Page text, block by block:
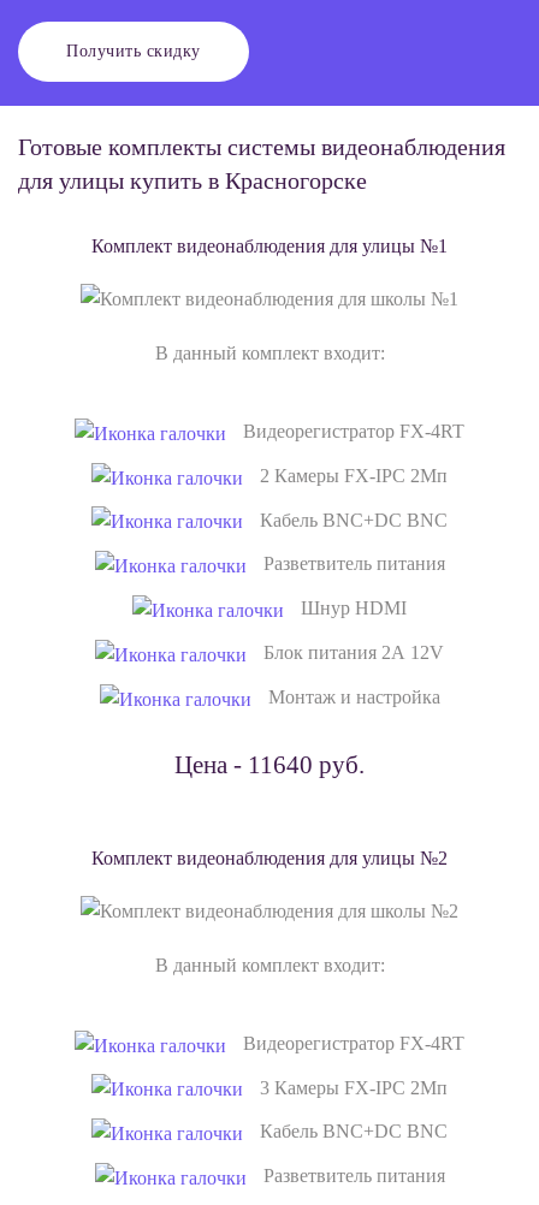
Получить скидку
Готовые комплекты системы видеонаблюдения
для улицы купить в Красногорске
Комплект видеонаблюдения для улицы №1
В данный комплект входит:
Видеорегистратор FX-4RT
2 Камеры FX-IPC 2Мп
Кабель BNC+DC BNC
Разветвитель питания
Шнур HDMI
Блок питания 2А 12V
Монтаж и настройка
Цена - 11640 руб.
Комплект видеонаблюдения для улицы №2
В данный комплект входит:
Видеорегистратор FX-4RT
3 Камеры FX-IPC 2Мп
Кабель BNC+DC BNC
Разветвитель питания